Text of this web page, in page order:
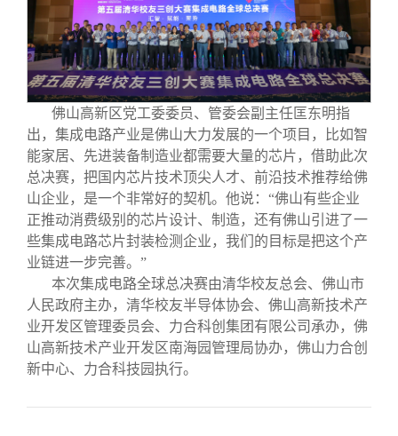
佛山高新区党工委委员、管委会副主任匡东明指
出，集成电路产业是佛山大力发展的一个项目，比如智
能家居、先进装备制造业都需要大量的芯片，借助此次
总决赛，把国内芯片技术顶尖人才、前沿技术推荐给佛
山企业，是一个非常好的契机。他说：“佛山有些企业
正推动消费级别的芯片设计、制造，还有佛山引进了一
些集成电路芯片封装检测企业，我们的目标是把这个产
业链进一步完善。”
本次集成电路全球总决赛由清华校友总会、佛山市
人民政府主办，清华校友半导体协会、佛山高新技术产
业开发区管理委员会、力合科创集团有限公司承办，佛
山高新技术产业开发区南海园管理局协办，佛山力合创
新中心、力合科技园执行。